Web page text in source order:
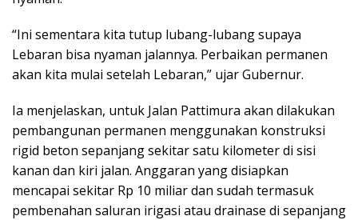
“Ini sementara kita tutup lubang-lubang supaya
Lebaran bisa nyaman jalannya. Perbaikan permanen
akan kita mulai setelah Lebaran,” ujar Gubernur.
Ia menjelaskan, untuk Jalan Pattimura akan dilakukan
pembangunan permanen menggunakan konstruksi
rigid beton sepanjang sekitar satu kilometer di sisi
kanan dan kiri jalan. Anggaran yang disiapkan
mencapai sekitar Rp 10 miliar dan sudah termasuk
pembenahan saluran irigasi atau drainase di sepanjang